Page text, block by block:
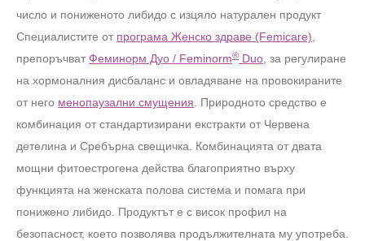
число и пониженото либидо с изцяло натурален продукт
Специалистите от програма Женско здраве (Femicare)
препоръчват Феминорм Дуо / Feminorm® Duo , за регулиране
на хормоналния дисбаланс и овладяване на провокираните
от него менопаузални смущения . Природното средство е
комбинация от стандартизирани екстракти от Червена
детелина и Сребърна свещичка. Комбинацията от двата
мощни фитоестрогена действа благоприятно върху
функцията на женската полова система и помага при
понижено либидо. Продуктът е с висок профил на
безопасност, което позволява продължителната му употреба.